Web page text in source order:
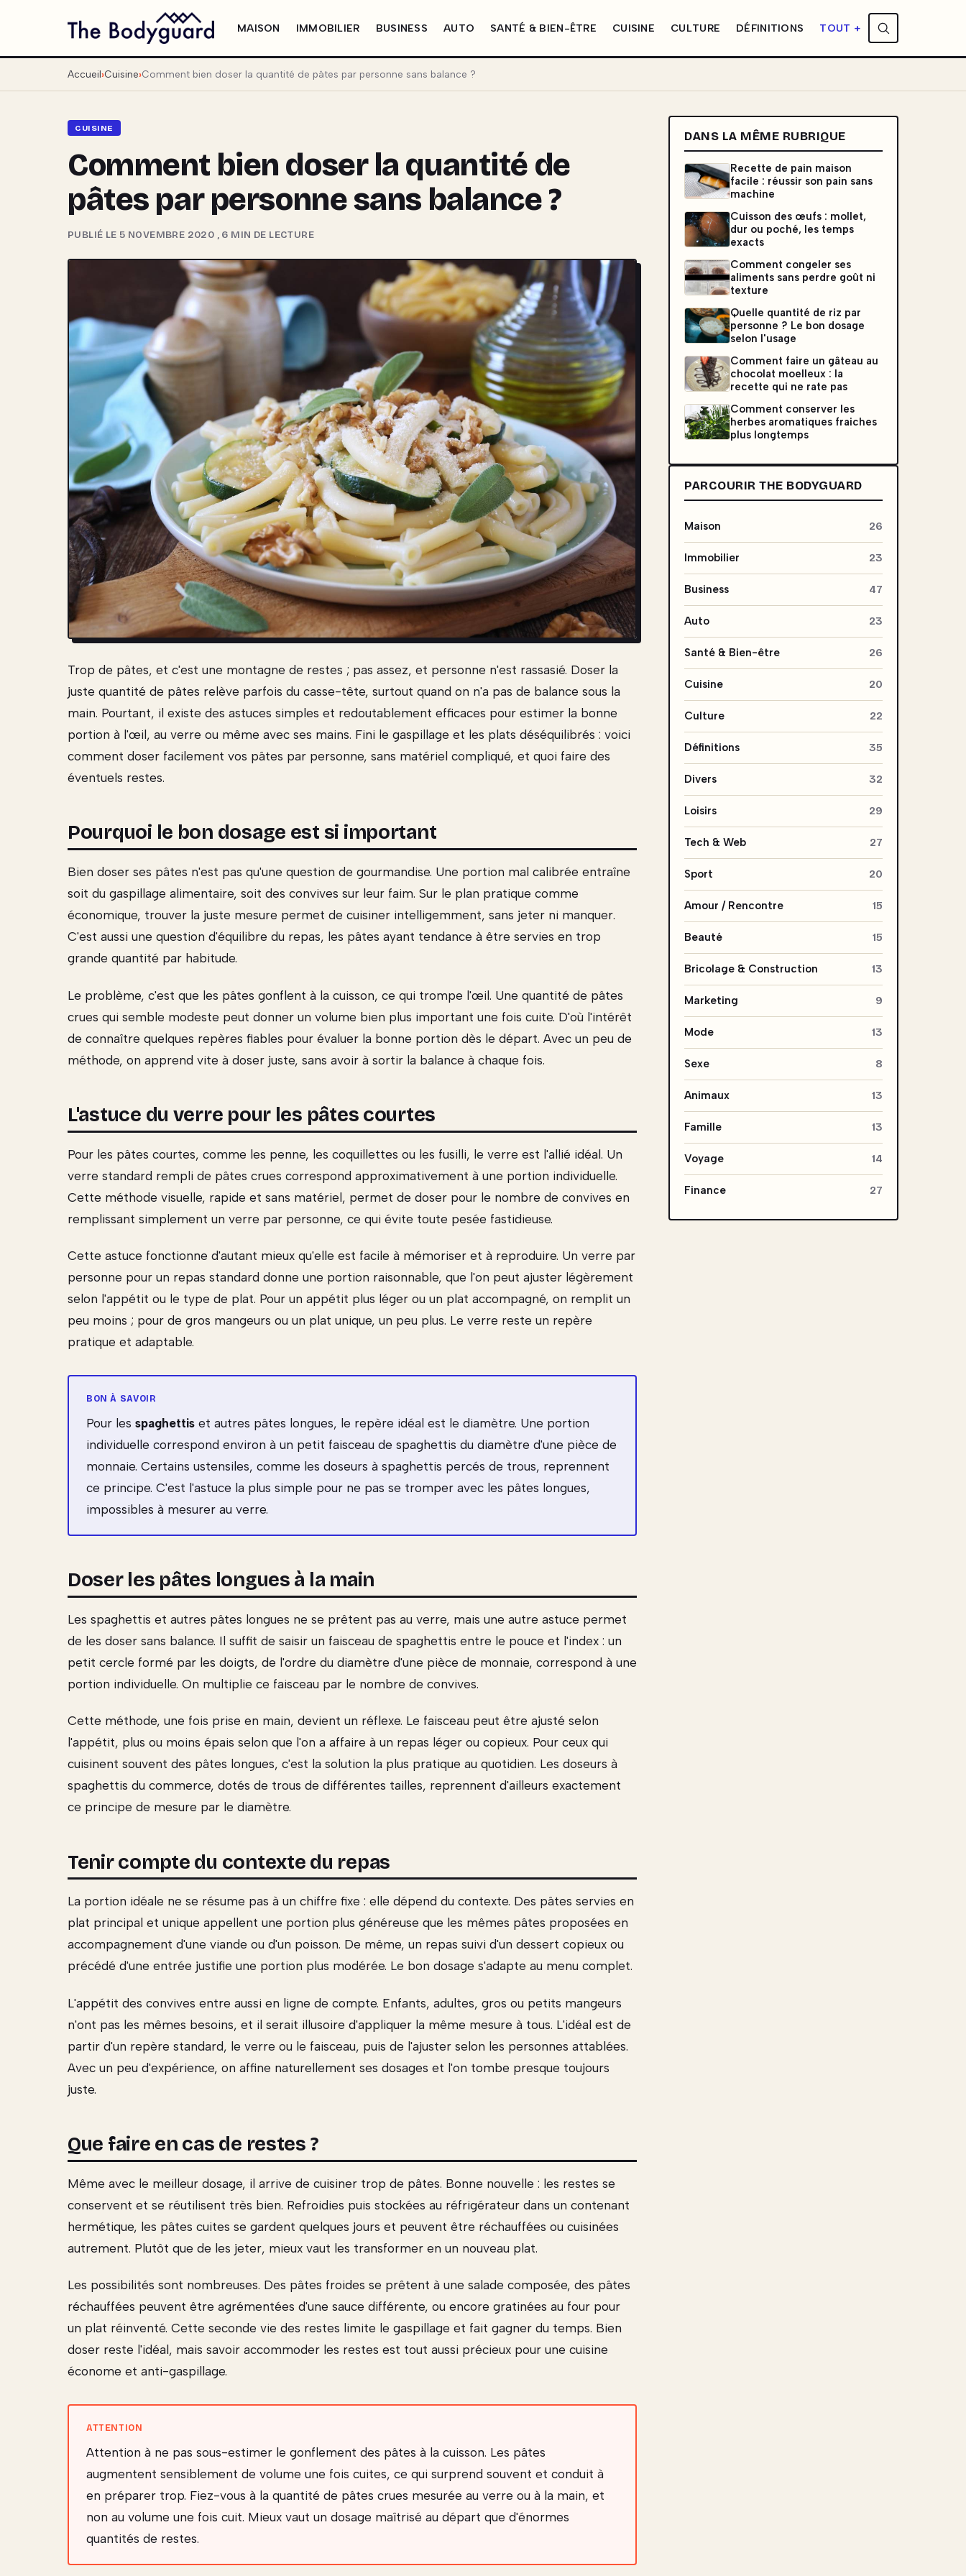
MAISON IMMOBILIER BUSINESS AUTO SANTÉ & BIEN-ÊTRE CUISINE CULTURE DÉFINITIONS TOUT +
Accueil Cuisine Comment bien doser la quantité de pâtes par personne sans balance ?
CUISINE
Comment bien doser la quantité de
pâtes par personne sans balance ?
PUBLIÉ LE 5 NOVEMBRE 2020 , 6 MIN DE LECTURE
Trop de pâtes, et c'est une montagne de restes ; pas assez, et personne n'est rassasié. Doser la
juste quantité de pâtes relève parfois du casse-tête, surtout quand on n'a pas de balance sous la
main. Pourtant, il existe des astuces simples et redoutablement efficaces pour estimer la bonne
portion à l'œil, au verre ou même avec ses mains. Fini le gaspillage et les plats déséquilibrés : voici
comment doser facilement vos pâtes par personne, sans matériel compliqué, et quoi faire des
éventuels restes.
Pourquoi le bon dosage est si important
Bien doser ses pâtes n'est pas qu'une question de gourmandise. Une portion mal calibrée entraîne
soit du gaspillage alimentaire, soit des convives sur leur faim. Sur le plan pratique comme
économique, trouver la juste mesure permet de cuisiner intelligemment, sans jeter ni manquer.
C'est aussi une question d'équilibre du repas, les pâtes ayant tendance à être servies en trop
grande quantité par habitude.
Le problème, c'est que les pâtes gonflent à la cuisson, ce qui trompe l'œil. Une quantité de pâtes
crues qui semble modeste peut donner un volume bien plus important une fois cuite. D'où l'intérêt
de connaître quelques repères fiables pour évaluer la bonne portion dès le départ. Avec un peu de
méthode, on apprend vite à doser juste, sans avoir à sortir la balance à chaque fois.
L'astuce du verre pour les pâtes courtes
Pour les pâtes courtes, comme les penne, les coquillettes ou les fusilli, le verre est l'allié idéal. Un
verre standard rempli de pâtes crues correspond approximativement à une portion individuelle.
Cette méthode visuelle, rapide et sans matériel, permet de doser pour le nombre de convives en
remplissant simplement un verre par personne, ce qui évite toute pesée fastidieuse.
Cette astuce fonctionne d'autant mieux qu'elle est facile à mémoriser et à reproduire. Un verre par
personne pour un repas standard donne une portion raisonnable, que l'on peut ajuster légèrement
selon l'appétit ou le type de plat. Pour un appétit plus léger ou un plat accompagné, on remplit un
peu moins ; pour de gros mangeurs ou un plat unique, un peu plus. Le verre reste un repère
pratique et adaptable.
Pour les spaghettis et autres pâtes longues, le repère idéal est le diamètre. Une portion
individuelle correspond environ à un petit faisceau de spaghettis du diamètre d'une pièce de
monnaie. Certains ustensiles, comme les doseurs à spaghettis percés de trous, reprennent
ce principe. C'est l'astuce la plus simple pour ne pas se tromper avec les pâtes longues,
impossibles à mesurer au verre.
Doser les pâtes longues à la main
Les spaghettis et autres pâtes longues ne se prêtent pas au verre, mais une autre astuce permet
de les doser sans balance. Il suffit de saisir un faisceau de spaghettis entre le pouce et l'index : un
petit cercle formé par les doigts, de l'ordre du diamètre d'une pièce de monnaie, correspond à une
portion individuelle. On multiplie ce faisceau par le nombre de convives.
Cette méthode, une fois prise en main, devient un réflexe. Le faisceau peut être ajusté selon
l'appétit, plus ou moins épais selon que l'on a affaire à un repas léger ou copieux. Pour ceux qui
cuisinent souvent des pâtes longues, c'est la solution la plus pratique au quotidien. Les doseurs à
spaghettis du commerce, dotés de trous de différentes tailles, reprennent d'ailleurs exactement
ce principe de mesure par le diamètre.
Tenir compte du contexte du repas
La portion idéale ne se résume pas à un chiffre fixe : elle dépend du contexte. Des pâtes servies en
plat principal et unique appellent une portion plus généreuse que les mêmes pâtes proposées en
accompagnement d'une viande ou d'un poisson. De même, un repas suivi d'un dessert copieux ou
précédé d'une entrée justifie une portion plus modérée. Le bon dosage s'adapte au menu complet.
L'appétit des convives entre aussi en ligne de compte. Enfants, adultes, gros ou petits mangeurs
n'ont pas les mêmes besoins, et il serait illusoire d'appliquer la même mesure à tous. L'idéal est de
partir d'un repère standard, le verre ou le faisceau, puis de l'ajuster selon les personnes attablées.
Avec un peu d'expérience, on affine naturellement ses dosages et l'on tombe presque toujours
juste.
Que faire en cas de restes ?
Même avec le meilleur dosage, il arrive de cuisiner trop de pâtes. Bonne nouvelle : les restes se
conservent et se réutilisent très bien. Refroidies puis stockées au réfrigérateur dans un contenant
hermétique, les pâtes cuites se gardent quelques jours et peuvent être réchauffées ou cuisinées
autrement. Plutôt que de les jeter, mieux vaut les transformer en un nouveau plat.
Les possibilités sont nombreuses. Des pâtes froides se prêtent à une salade composée, des pâtes
réchauffées peuvent être agrémentées d'une sauce différente, ou encore gratinées au four pour
un plat réinventé. Cette seconde vie des restes limite le gaspillage et fait gagner du temps. Bien
doser reste l'idéal, mais savoir accommoder les restes est tout aussi précieux pour une cuisine
économe et anti-gaspillage.
Attention à ne pas sous-estimer le gonflement des pâtes à la cuisson. Les pâtes
augmentent sensiblement de volume une fois cuites, ce qui surprend souvent et conduit à
en préparer trop. Fiez-vous à la quantité de pâtes crues mesurée au verre ou à la main, et
non au volume une fois cuit. Mieux vaut un dosage maîtrisé au départ que d'énormes
quantités de restes.
DANS LA MÊME RUBRIQUE
Recette de pain maison
facile : réussir son pain sans
machine
Cuisson des œufs : mollet,
dur ou poché, les temps
exacts
Comment congeler ses
aliments sans perdre goût ni
texture
Quelle quantité de riz par
personne ? Le bon dosage
selon l'usage
Comment faire un gâteau au
chocolat moelleux : la
recette qui ne rate pas
Comment conserver les
herbes aromatiques fraiches
plus longtemps
PARCOURIR THE BODYGUARD
Maison 26
Immobilier 23
Business 47
Auto 23
Santé & Bien-être 26
Cuisine 20
Culture 22
Définitions 35
Divers 32
Loisirs 29
Tech & Web 27
Sport 20
Amour / Rencontre 15
Beauté 15
Bricolage & Construction 13
Marketing 9
Mode 13
Sexe 8
Animaux 13
Famille 13
Voyage 14
Finance 27